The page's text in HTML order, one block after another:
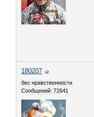
180207
бес нравственности
Сообщений: 72641